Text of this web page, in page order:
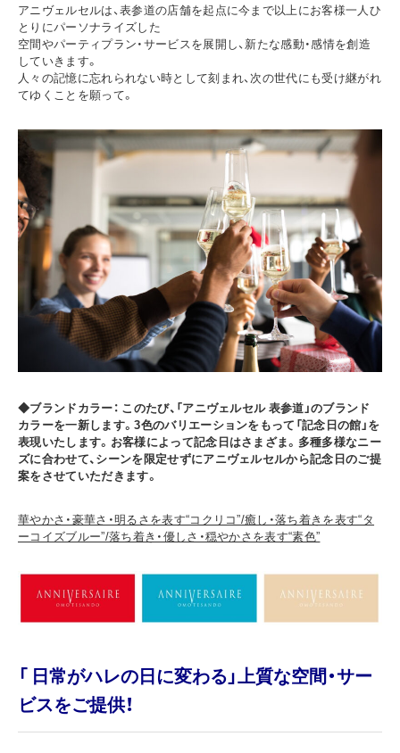
アニヴェルセルは、表参道の店舗を起点に今まで以上にお客様一人ひ
とりにパーソナライズした
空間やパーティプラン・サービスを展開し、新たな感動・感情を創造
していきます。
人々の記憶に忘れられない時として刻まれ、次の世代にも受け継がれ
てゆくことを願って。
◆ブランドカラー： このたび、「アニヴェルセル 表参道」のブランド
カラーを一新します。3色のバリエーションをもって「記念日の館」を
表現いたします。お客様によって記念日はさまざま。多種多様なニー
ズに合わせて、シーンを限定せずにアニヴェルセルから記念日のご提
案をさせていただきます。
華やかさ・豪華さ・明るさを表す“コクリコ”/癒し・落ち着きを表す“タ
ーコイズブルー”/落ち着き・優しさ・穏やかさを表す“素色”
「 日常がハレの日に変わる」上質な空間・サー
ビスをご提供！